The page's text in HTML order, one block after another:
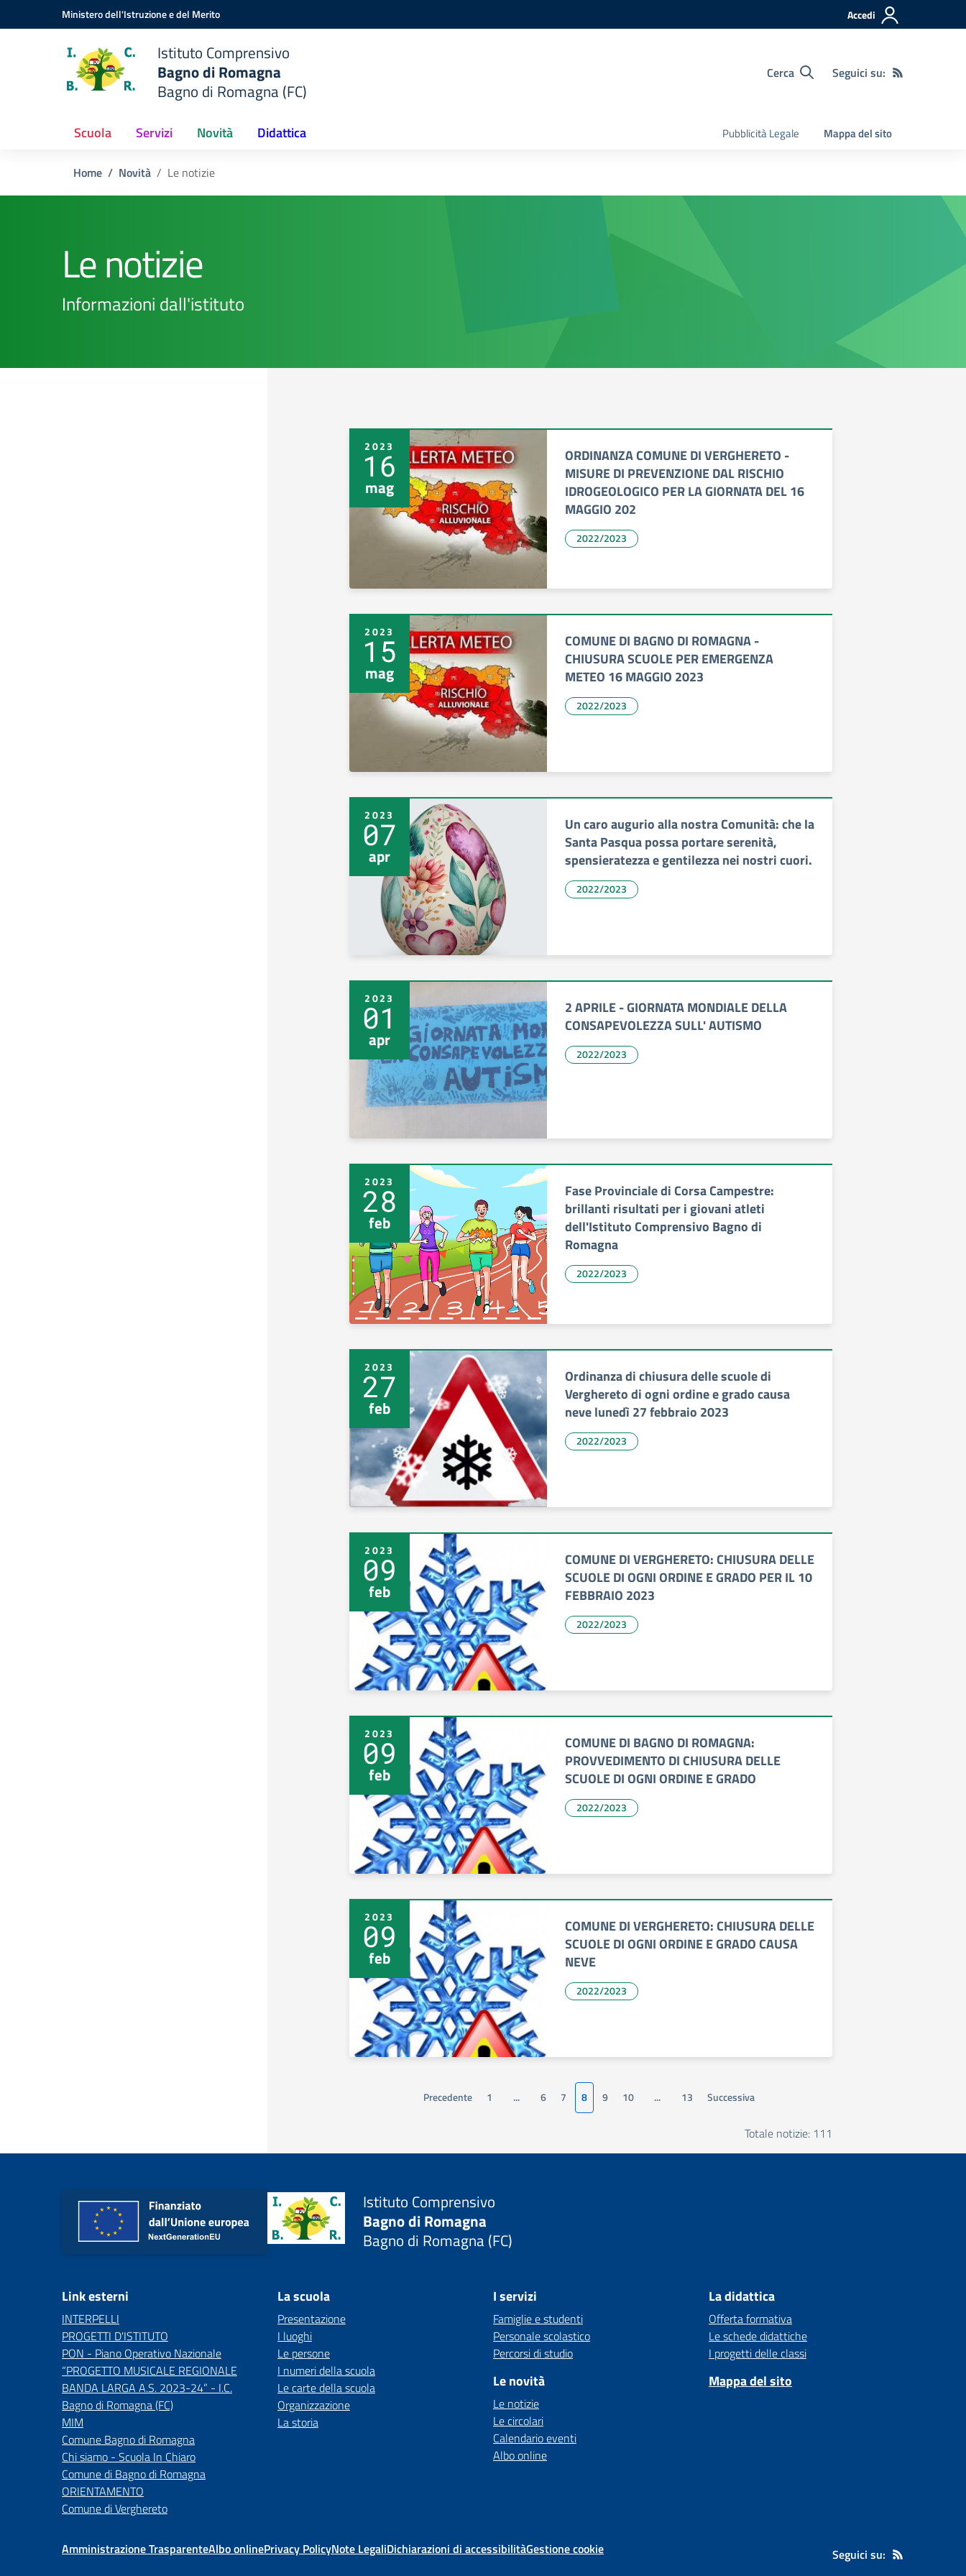
Vai ai contenuti
Vai al menu di navigazioneMinistero dell'Istruzione e del Merito Accedi
Istituto Comprensivo
Bagno di Romagna
Bagno di Romagna (FC)
Cerca Seguici su:
Scuola Servizi Novità Didattica Pubblicità Legale Mappa del sito
Home Novità Le notizie
Le notizie
Informazioni dall'istituto
2023
16
mag
ORDINANZA COMUNE DI VERGHERETO -
MISURE DI PREVENZIONE DAL RISCHIO
IDROGEOLOGICO PER LA GIORNATA DEL 16
MAGGIO 202
2022/2023
2023
15
mag
COMUNE DI BAGNO DI ROMAGNA -
CHIUSURA SCUOLE PER EMERGENZA
METEO 16 MAGGIO 2023
2022/2023
2023
07
apr
Un caro augurio alla nostra Comunità: che la
Santa Pasqua possa portare serenità,
spensieratezza e gentilezza nei nostri cuori.
2022/2023
2023
01
apr
2 APRILE - GIORNATA MONDIALE DELLA
CONSAPEVOLEZZA SULL' AUTISMO
2022/2023
2023
28
feb
Fase Provinciale di Corsa Campestre:
brillanti risultati per i giovani atleti
dell'Istituto Comprensivo Bagno di
Romagna
2022/2023
2023
27
feb
Ordinanza di chiusura delle scuole di
Verghereto di ogni ordine e grado causa
neve lunedì 27 febbraio 2023
2022/2023
2023
09
feb
COMUNE DI VERGHERETO: CHIUSURA DELLE
SCUOLE DI OGNI ORDINE E GRADO PER IL 10
FEBBRAIO 2023
2022/2023
2023
09
feb
COMUNE DI BAGNO DI ROMAGNA:
PROVVEDIMENTO DI CHIUSURA DELLE
SCUOLE DI OGNI ORDINE E GRADO
2022/2023
2023
09
feb
COMUNE DI VERGHERETO: CHIUSURA DELLE
SCUOLE DI OGNI ORDINE E GRADO CAUSA
NEVE
2022/2023
Precedente 1 ... 6 7 8 9 10 ... 13 Successiva
Totale notizie: 111
Istituto Comprensivo
Bagno di Romagna
Bagno di Romagna (FC)
Link esterni
INTERPELLI
PROGETTI D'ISTITUTO
PON - Piano Operativo Nazionale
“PROGETTO MUSICALE REGIONALE
BANDA LARGA A.S. 2023-24” - I.C.
Bagno di Romagna (FC)
MIM
Comune Bagno di Romagna
Chi siamo - Scuola In Chiaro
Comune di Bagno di Romagna
ORIENTAMENTO
Comune di Verghereto
La scuola
Presentazione
I luoghi
Le persone
I numeri della scuola
Le carte della scuola
Organizzazione
La storia
I servizi
Famiglie e studenti
Personale scolastico
Percorsi di studio
Le novità
Le notizie
Le circolari
Calendario eventi
Albo online
La didattica
Offerta formativa
Le schede didattiche
I progetti delle classi
Mappa del sito
Amministrazione TrasparenteAlbo onlinePrivacy PolicyNote LegaliDichiarazioni di accessibilitàGestione cookie Seguici su: